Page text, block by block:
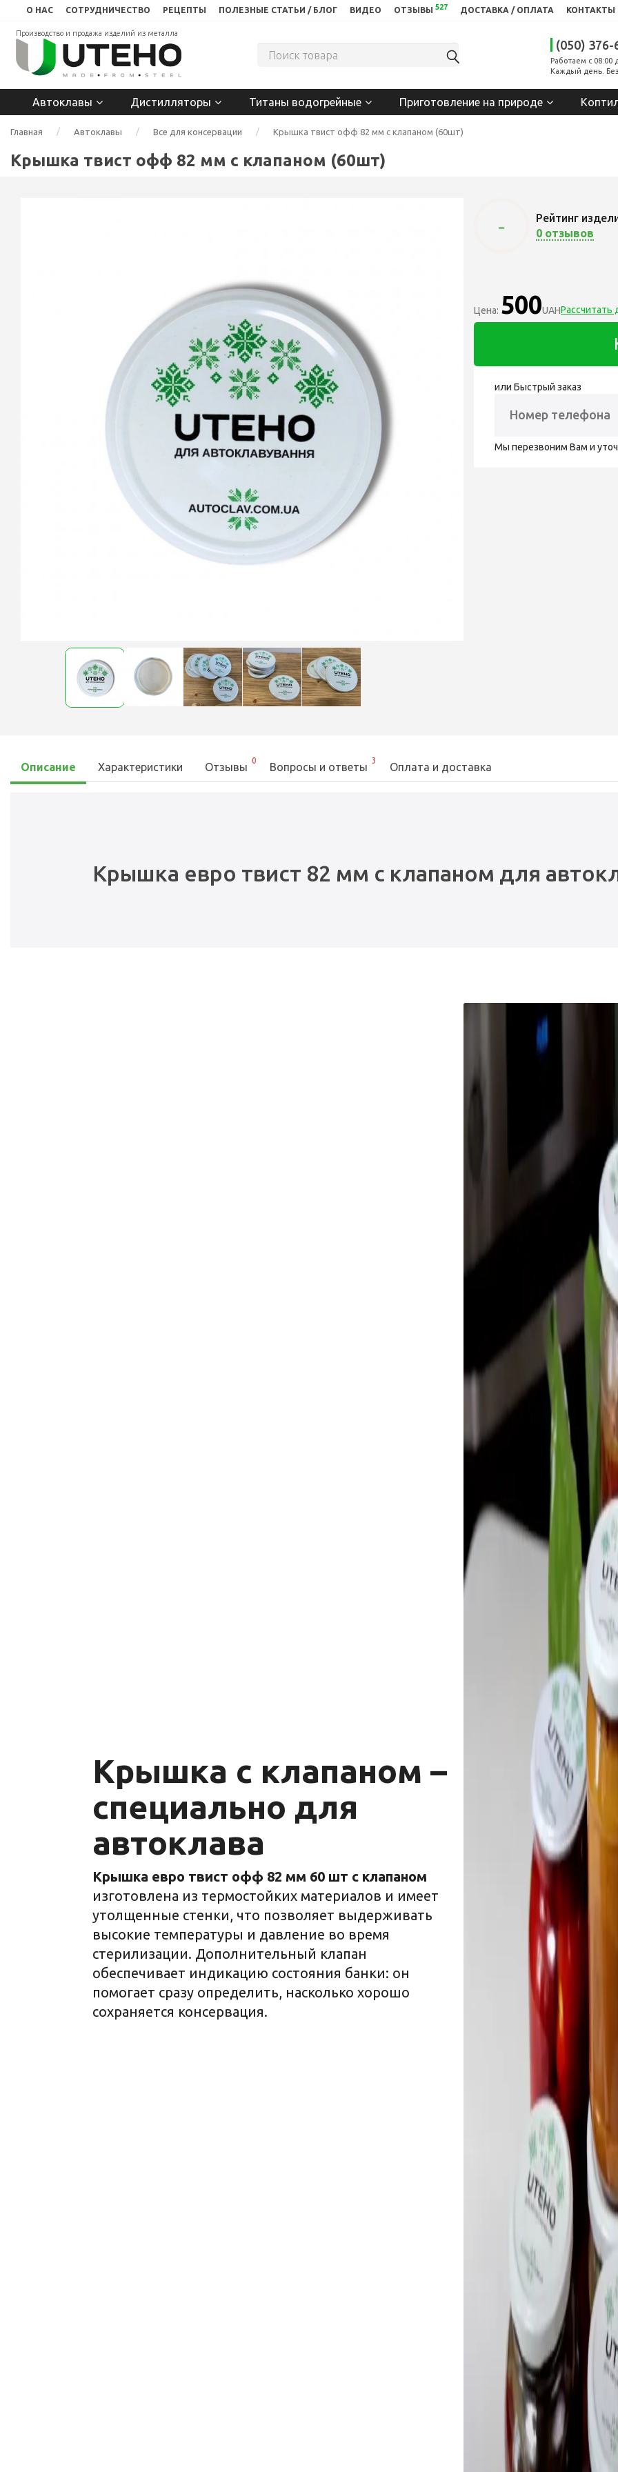
О НАС СОТРУДНИЧЕСТВО РЕЦЕПТЫ ПОЛЕЗНЫЕ СТАТЬИ / БЛОГ ВИДЕО ОТЗЫВЫ 527 ДОСТАВКА / ОПЛАТА КОНТАКТЫ
Производство и продажа изделий из металла
(050) 376-
Работаем с 08:00
Каждый день.
Автоклавы Дистилляторы Титаны водогрейные Приготовление на природе
Главная Автоклавы Все для консервации Крышка твист офф 82 мм с клапаном (60шт)
Крышка твист офф 82 мм с клапаном (60шт)
-
Рейтинг
0 отзывов
Цена: 500UAHРассчитать
или Быстрый заказ
Мы перезвоним Вам и
Описание Характеристики Отзывы
0
Вопросы и ответы
3
Оплата и доставка
Крышка евро твист 82 мм с клапаном для
Крышка с клапаном –
специально для
автоклава
Крышка евро твист офф 82 мм 60 шт с клапаном
изготовлена из термостойких материалов и имеет
утолщенные стенки, что позволяет выдерживать
высокие температуры и давление во время
стерилизации. Дополнительный клапан
обеспечивает индикацию состояния банки: он
помогает сразу определить, насколько хорошо
сохраняется консервация.